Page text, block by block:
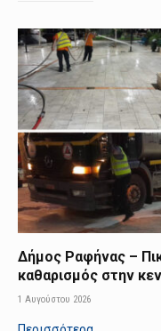
Δήμος Ραφήνας –
καθαρισμός στην
1 Αυγούστου 2026